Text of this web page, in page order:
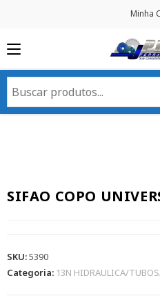
Minha
SIFAO COPO
SKU:5390
Categoria: 13N HIDRAULICA/